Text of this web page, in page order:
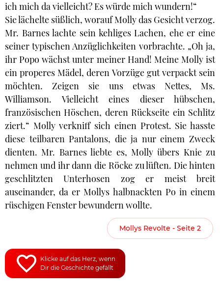
ich mich da vielleicht? Es würde mich wundern!“
Sie lächelte süßlich, worauf Molly das Gesicht verzog.
Mr. Barnes lachte sein kehliges Lachen, ehe er eine
seiner typischen Anzüglichkeiten vorbrachte. „Oh ja,
ihr Popo wächst unter meiner Hand! Meine Molly ist
ein properes Mädel, deren Vorzüge gut verpackt sein
möchten. Zeigen sie uns etwas Nettes, Ms.
Williamson. Vielleicht eines dieser hübschen,
französischen Höschen, deren Rückseite ein Schlitz
ziert.“ Molly verkniff sich einen Protest. Sie hasste
diese teilbaren Pantalons, die ja nur einem Zweck
dienten. Mr. Barnes liebte es, Molly übers Knie zu
nehmen und ihr dann die Röcke zu lüften. Die hinten
geschlitzten Unterhosen zog er meist breit
auseinander, da er Mollys halbnackten Po in einem
rüschigen Fenster bewundern wollte.
Mollys Revolte - Seite 2
Klicke auf das Herz, wenn
Dir die Geschichte gefällt